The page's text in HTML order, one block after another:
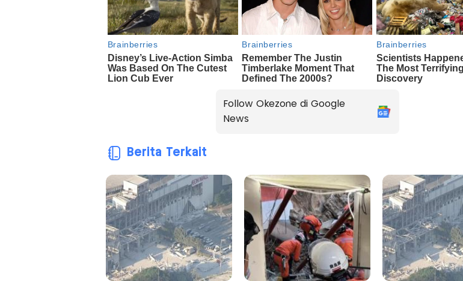
Follow Okezone di Google
News
Berita Terkait